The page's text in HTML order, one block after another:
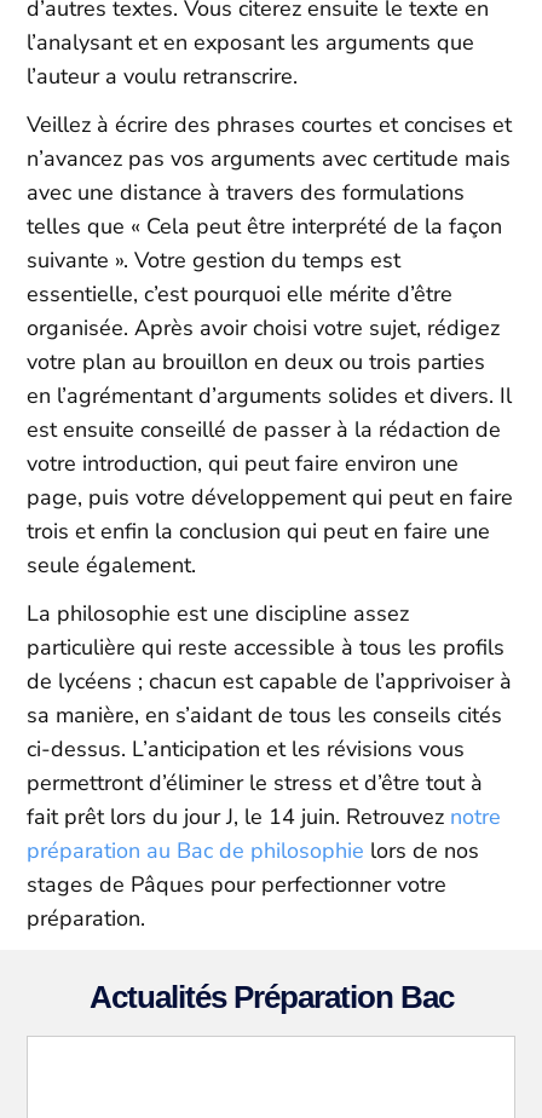
d’autres textes. Vous citerez ensuite le texte en
l’analysant et en exposant les arguments que
l’auteur a voulu retranscrire.
Veillez à écrire des phrases courtes et concises et
n’avancez pas vos arguments avec certitude mais
avec une distance à travers des formulations
telles que « Cela peut être interprété de la façon
suivante ». Votre gestion du temps est
essentielle, c’est pourquoi elle mérite d’être
organisée. Après avoir choisi votre sujet, rédigez
votre plan au brouillon en deux ou trois parties
en l’agrémentant d’arguments solides et divers. Il
est ensuite conseillé de passer à la rédaction de
votre introduction, qui peut faire environ une
page, puis votre développement qui peut en faire
trois et enfin la conclusion qui peut en faire une
seule également.
La philosophie est une discipline assez
particulière qui reste accessible à tous les profils
de lycéens ; chacun est capable de l’apprivoiser à
sa manière, en s’aidant de tous les conseils cités
ci-dessus. L’anticipation et les révisions vous
permettront d’éliminer le stress et d’être tout à
fait prêt lors du jour J, le 14 juin. Retrouvez notre
préparation au Bac de philosophie lors de nos
stages de Pâques pour perfectionner votre
préparation.
Actualités Préparation Bac